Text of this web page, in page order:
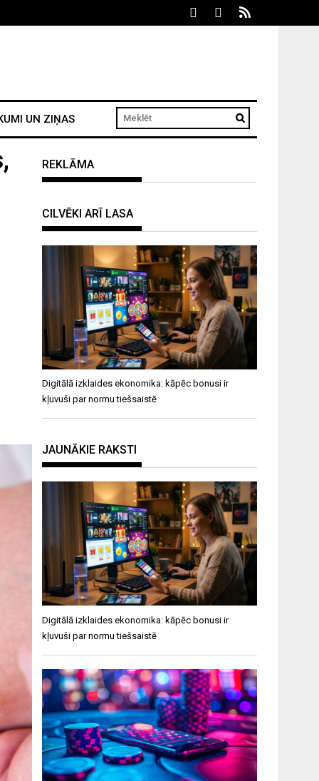
UN ZIŅAS
REKLĀMA
CILVĒKI ARĪ LASA
Digitālā izklaides ekonomika: kāpēc bonusi ir
kļuvuši par normu tiešsaistē
JAUNĀKIE RAKSTI
Digitālā izklaides ekonomika: kāpēc bonusi ir
kļuvuši par normu tiešsaistē